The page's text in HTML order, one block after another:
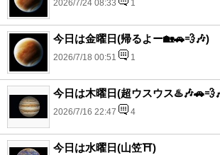
2026/7/24 08:33 1
今日は金曜日(帰るよー🏡🚗💨🎶)
2026/7/18 00:51 1
今日は木曜日(超ウスウス
2026/7/16 22:47 4
今日は水曜日(山笠⛩️)